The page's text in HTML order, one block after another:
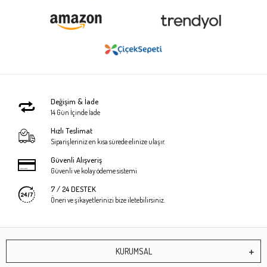
Değişim & İade
14 Gün İçinde İade
Hızlı Teslimat
Siparişleriniz en kısa sürede elinize ulaşır.
Güvenli Alışveriş
Güvenli ve kolay ödeme sistemi
7 / 24 DESTEK
Öneri ve şikayetlerinizi bize iletebilirsiniz.
KURUMSAL